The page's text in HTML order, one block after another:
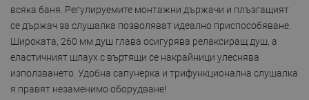
всяка баня. Регулируемите монтажни държачи и плъзгащият
се държач за слушалка позволяват идеално приспособяване.
Широката, 260 мм душ глава осигурява релаксиращ душ, а
еластичният шлаух с въртящи се накрайници улеснява
използването. Удобна сапунерка и трифункционална слушалка
я правят незаменимо оборудване!